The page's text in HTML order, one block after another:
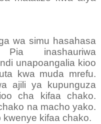
wa simu hasahasa
inashauriwa
unapoangalia kioo
kwa muda mrefu.
ajili ya kupunguza
cha kifaa chako.
na macho yako.
kwenye kifaa chako.